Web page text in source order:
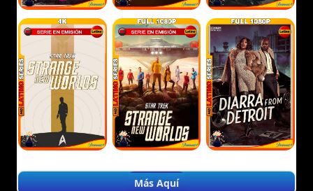
Más Aquí